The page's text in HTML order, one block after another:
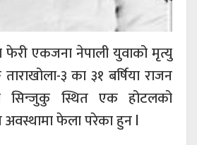
फेरी एकजना नेपाली युवाको मृत्यु
३ का ३१ बर्षिया राजन
सिन्जुकु स्थित एक होटलको
अवस्थामा फेला परेका हुन l